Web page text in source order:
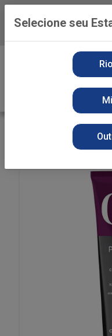
PERFUMARIA
COND OX 240ML PEPTIDEOS
Selecione seu